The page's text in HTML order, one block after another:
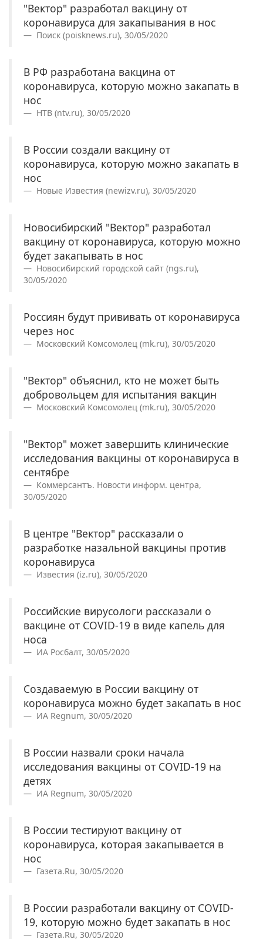
"Вектор" разработал вакцину от
коронавируса для закапывания в нос
Поиск (poisknews.ru), 30/05/2020
В РФ разработана вакцина от
коронавируса, которую можно закапать в
нос
НТВ (ntv.ru), 30/05/2020
В России создали вакцину от
коронавируса, которую можно закапать в
нос
Новые Известия (newizv.ru), 30/05/2020
Новосибирский "Вектор" разработал
вакцину от коронавируса, которую можно
будет закапывать в нос
Новосибирский городской сайт (ngs.ru),
30/05/2020
Россиян будут прививать от коронавируса
через нос
Московский Комсомолец (mk.ru), 30/05/2020
"Вектор" объяснил, кто не может быть
добровольцем для испытания вакцин
Московский Комсомолец (mk.ru), 30/05/2020
"Вектор" может завершить клинические
исследования вакцины от коронавируса в
сентябре
Коммерсантъ. Новости информ. центра,
30/05/2020
В центре "Вектор" рассказали о
разработке назальной вакцины против
коронавируса
Известия (iz.ru), 30/05/2020
Российские вирусологи рассказали о
вакцине от COVID-19 в виде капель для
носа
ИА Росбалт, 30/05/2020
Создаваемую в России вакцину от
коронавируса можно будет закапать в нос
ИА Regnum, 30/05/2020
В России назвали сроки начала
исследования вакцины от COVID-19 на
детях
ИА Regnum, 30/05/2020
В России тестируют вакцину от
коронавируса, которая закапывается в
нос
Газета.Ru, 30/05/2020
В России разработали вакцину от COVID-
19, которую можно будет закапать в нос
Газета.Ru, 30/05/2020